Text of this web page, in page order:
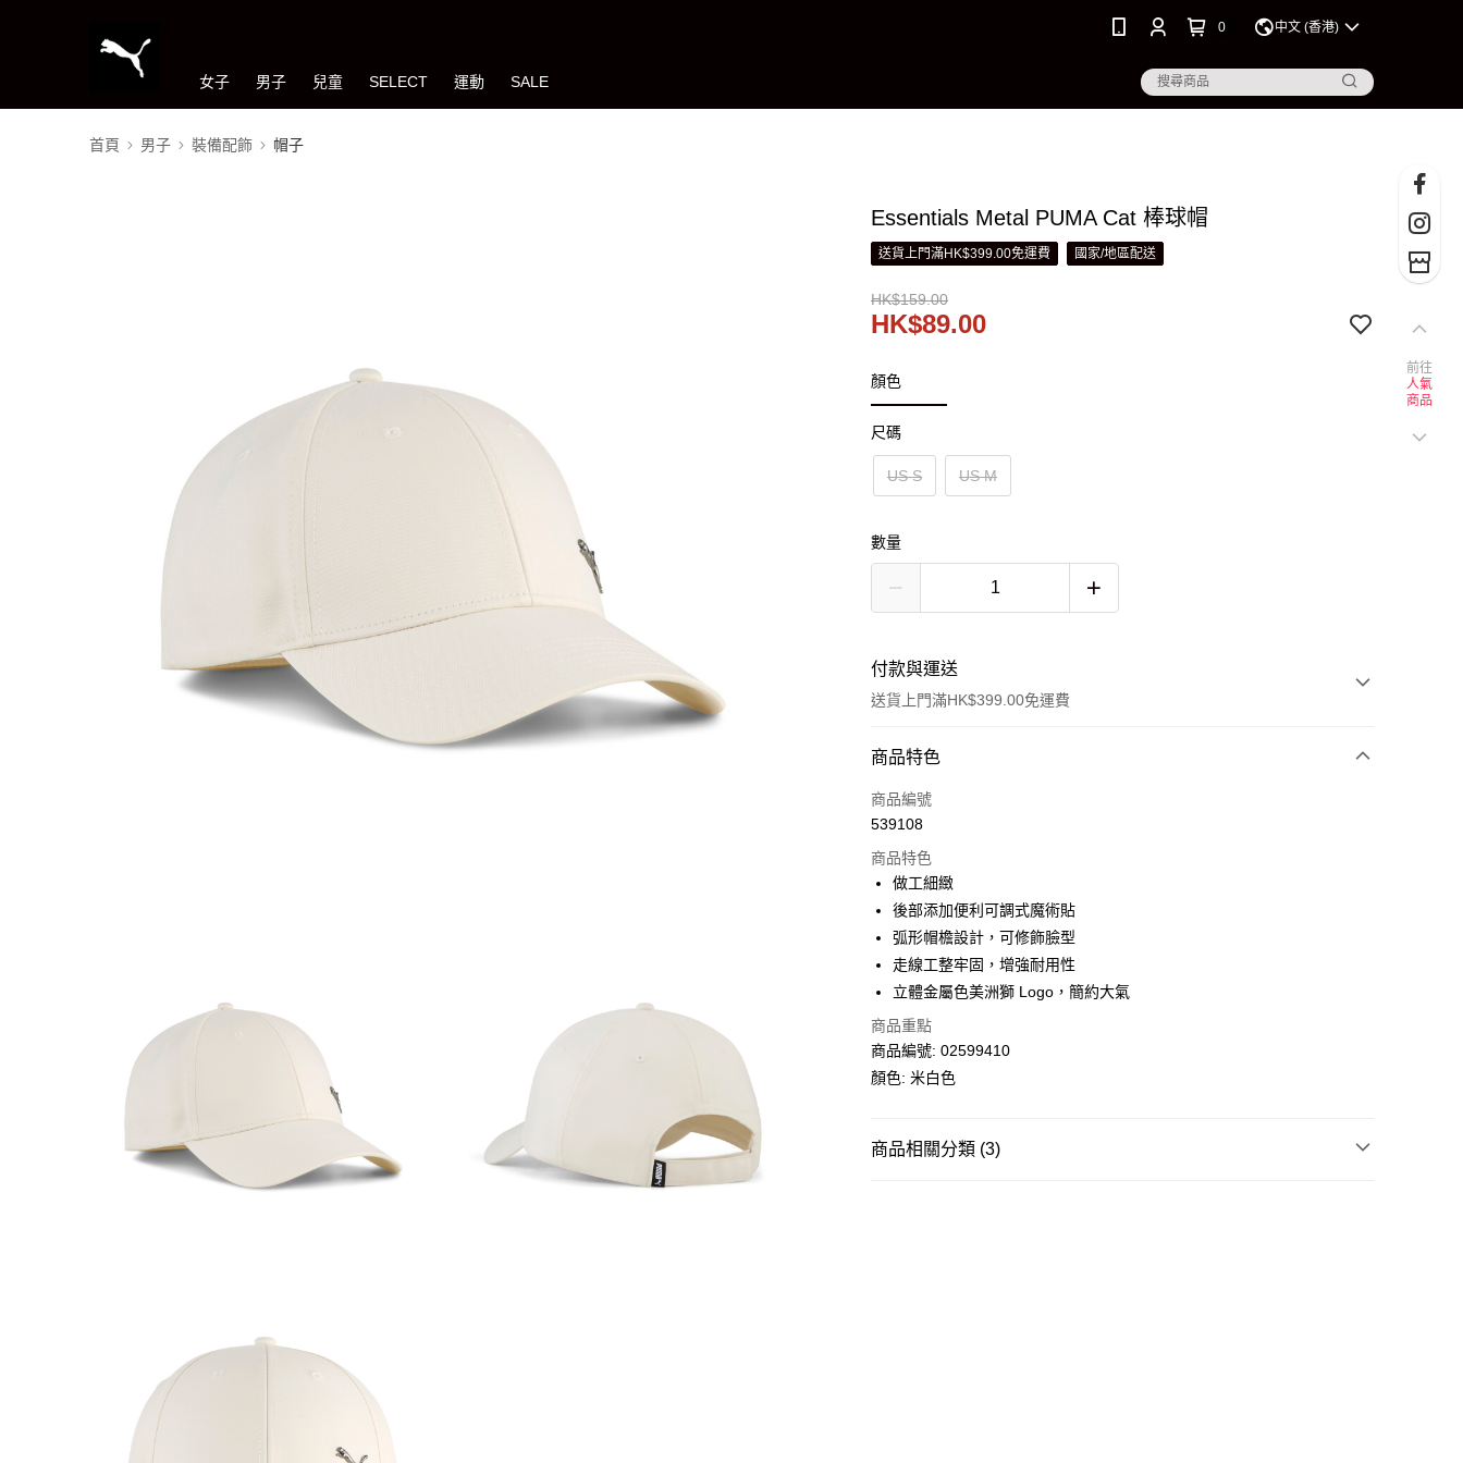
0 中文 (香港)
女子 男子 兒童 SELECT 運動 SALE
首頁 男子 裝備配飾 帽子
Essentials Metal PUMA Cat 棒球帽
送貨上門滿HK$399.00免運費 國家/地區配送
HK$159.00
HK$89.00
顏色
尺碼
US S US M
數量
付款與運送
送貨上門滿HK$399.00免運費
付款方式
信用卡
相關說明
Alipay, PayMe, WeChat Pay, UnionPay, FPS
送貨方式
單筆訂單淨值滿$399可享免運費優惠
每筆HK$30.00，滿HK$399.00或以上免運費
滿$599可享澳門免運費優惠
商品特色
商品編號
539108
商品特色
做工細緻
後部添加便利可調式魔術貼
弧形帽檐設計，可修飾臉型
走線工整牢固，增強耐用性
立體金屬色美洲獅 Logo，簡約大氣
商品重點
商品編號: 02599410
顏色: 米白色
商品相關分類 (3)
前往
人氣
商品